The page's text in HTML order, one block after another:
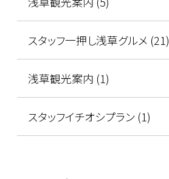
スタッフ一押し浅草グルメ (21)
浅草観光案内 (1)
スタッフイチオシプラン (1)